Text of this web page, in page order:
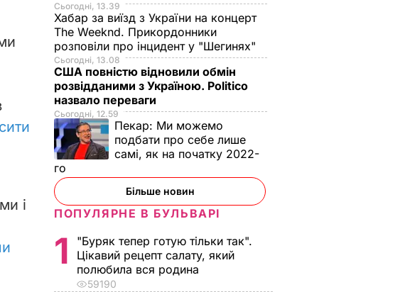
і
Сьогодні, 13.39
Хабар за виїзд з України на концерт
The Weeknd. Прикордонники
розповіли про інцидент у "Шегинях"
Сьогодні, 13.08
США повністю відновили обмін
розвідданими з Україною. Politico
назвало переваги
Сьогодні, 12.59
Пекар: Ми можемо
подбати про себе лише
самі, як на початку 2022-
го
Більше новин
ПОПУЛЯРНЕ В БУЛЬВАРІ
1
"Буряк тепер готую тільки так".
Цікавий рецепт салату, який
полюбила вся родина
59190